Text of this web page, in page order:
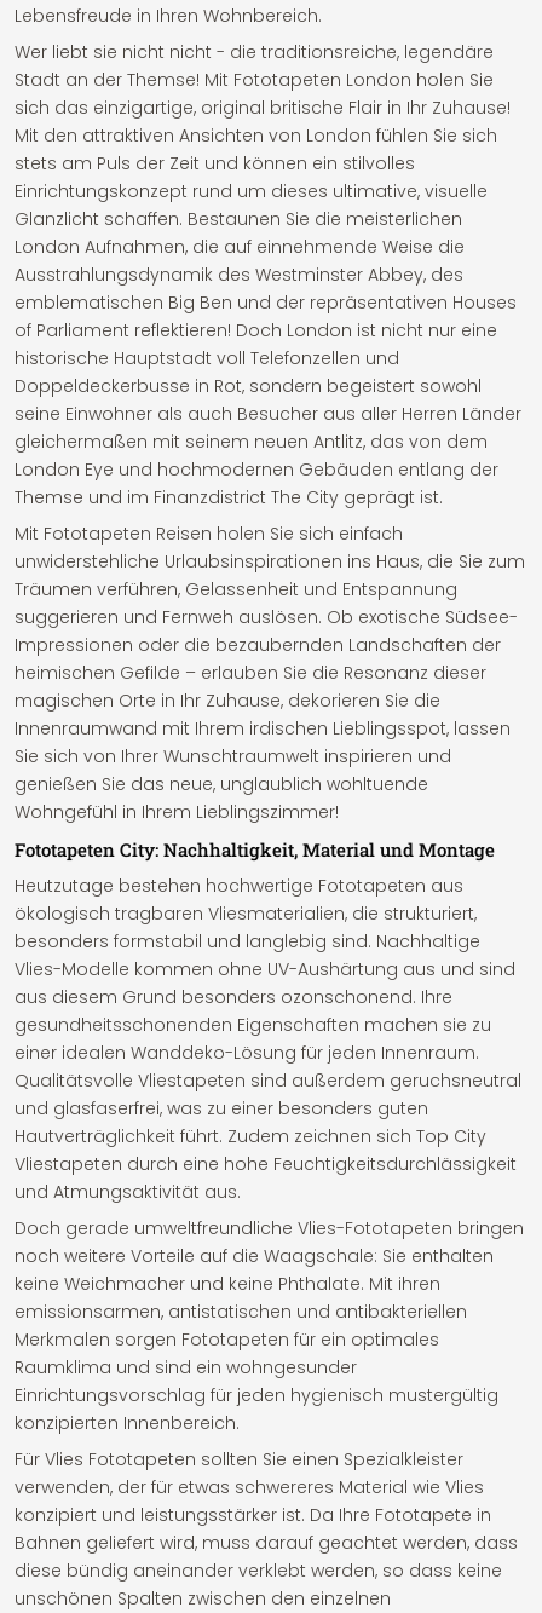
Lebensfreude in Ihren Wohnbereich.
Wer liebt sie nicht nicht - die traditionsreiche, legendäre
Stadt an der Themse! Mit Fototapeten London holen Sie
sich das einzigartige, original britische Flair in Ihr Zuhause!
Mit den attraktiven Ansichten von London fühlen Sie sich
stets am Puls der Zeit und können ein stilvolles
Einrichtungskonzept rund um dieses ultimative, visuelle
Glanzlicht schaffen. Bestaunen Sie die meisterlichen
London Aufnahmen, die auf einnehmende Weise die
Ausstrahlungsdynamik des Westminster Abbey, des
emblematischen Big Ben und der repräsentativen Houses
of Parliament reflektieren! Doch London ist nicht nur eine
historische Hauptstadt voll Telefonzellen und
Doppeldeckerbusse in Rot, sondern begeistert sowohl
seine Einwohner als auch Besucher aus aller Herren Länder
gleichermaßen mit seinem neuen Antlitz, das von dem
London Eye und hochmodernen Gebäuden entlang der
Themse und im Finanzdistrict The City geprägt ist.
Mit Fototapeten Reisen holen Sie sich einfach
unwiderstehliche Urlaubsinspirationen ins Haus, die Sie zum
Träumen verführen, Gelassenheit und Entspannung
suggerieren und Fernweh auslösen. Ob exotische Südsee-
Impressionen oder die bezaubernden Landschaften der
heimischen Gefilde – erlauben Sie die Resonanz dieser
magischen Orte in Ihr Zuhause, dekorieren Sie die
Innenraumwand mit Ihrem irdischen Lieblingsspot, lassen
Sie sich von Ihrer Wunschtraumwelt inspirieren und
genießen Sie das neue, unglaublich wohltuende
Wohngefühl in Ihrem Lieblingszimmer!
Fototapeten City: Nachhaltigkeit, Material und Montage
Heutzutage bestehen hochwertige Fototapeten aus
ökologisch tragbaren Vliesmaterialien, die strukturiert,
besonders formstabil und langlebig sind. Nachhaltige
Vlies-Modelle kommen ohne UV-Aushärtung aus und sind
aus diesem Grund besonders ozonschonend. Ihre
gesundheitsschonenden Eigenschaften machen sie zu
einer idealen Wanddeko-Lösung für jeden Innenraum.
Qualitätsvolle Vliestapeten sind außerdem geruchsneutral
und glasfaserfrei, was zu einer besonders guten
Hautverträglichkeit führt. Zudem zeichnen sich Top City
Vliestapeten durch eine hohe Feuchtigkeitsdurchlässigkeit
und Atmungsaktivität aus.
Doch gerade umweltfreundliche Vlies-Fototapeten bringen
noch weitere Vorteile auf die Waagschale: Sie enthalten
keine Weichmacher und keine Phthalate. Mit ihren
emissionsarmen, antistatischen und antibakteriellen
Merkmalen sorgen Fototapeten für ein optimales
Raumklima und sind ein wohngesunder
Einrichtungsvorschlag für jeden hygienisch mustergültig
konzipierten Innenbereich.
Für Vlies Fototapeten sollten Sie einen Spezialkleister
verwenden, der für etwas schwereres Material wie Vlies
konzipiert und leistungsstärker ist. Da Ihre Fototapete in
Bahnen geliefert wird, muss darauf geachtet werden, dass
diese bündig aneinander verklebt werden, so dass keine
unschönen Spalten zwischen den einzelnen